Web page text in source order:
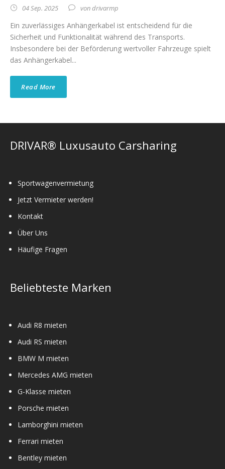
04 Sep. 2025 vondrivarmp
Ein zuverlässiges Anhängerkabel ist entscheidend für die
Sicherheit und Funktionalität während des Transports.
Insbesondere bei der Beförderung wertvoller Fahrzeuge spielt
das Anhängerkabel...
Read More
DRIVAR® Luxusauto Carsharing
Sportwagenvermietung
Jetzt Vermieter werden!
Kontakt
Über Uns
Häufige Fragen
Beliebteste Marken
Audi R8 mieten
Audi RS mieten
BMW M mieten
Mercedes AMG mieten
G-Klasse mieten
Porsche mieten
Lamborghini mieten
Ferrari mieten
Bentley mieten